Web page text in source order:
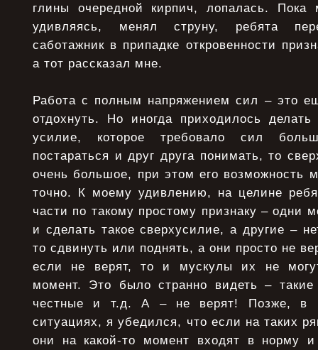
глины очередной кирпич, лопалась. Пока
удивляясь, менял струну, ребята
саботажник в припадке откровенности
а тот рассказал мне.
Работа с полным напряжением сил – это
отдохнуть. Но иногда приходилось делать
усилие, которое требовало сил
постараться и друг друга понимать, то
очень большое, при этом его возможность
точно. К моему удивлению, на целине
части по такому простому признаку – одни
и сделать такое сверхусилие, а другие –
то сдвинуть или поднять, а они просто не
если не верят, то и мускулы их не
момент. Это было странно видеть –
честные и т.д. А – не верят! Позже, в
ситуациях, я убедился, что если на таких
они на какой-то момент входят в норму